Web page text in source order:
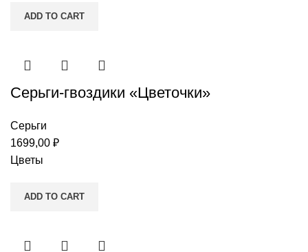
ADD TO CART
Серьги-гвоздики «Цветочки»
Серьги
1699,00 ₽
Цветы
ADD TO CART